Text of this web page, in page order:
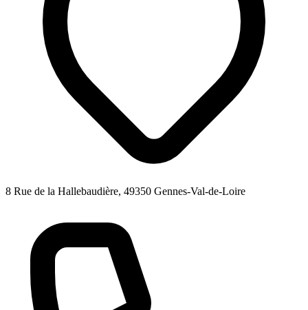
8 Rue de la Hallebaudière, 49350 Gennes-Val-de-Loire